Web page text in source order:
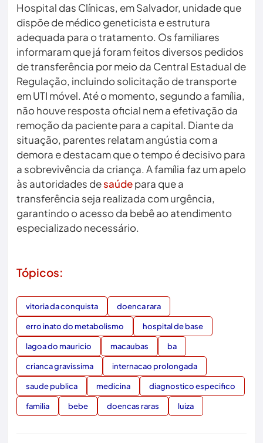
Hospital das Clínicas, em Salvador, unidade que
dispõe de médico geneticista e estrutura
adequada para o tratamento. Os familiares
informaram que já foram feitos diversos pedidos
de transferência por meio da Central Estadual de
Regulação, incluindo solicitação de transporte
em UTI móvel. Até o momento, segundo a família,
não houve resposta oficial nem a efetivação da
remoção da paciente para a capital. Diante da
situação, parentes relatam angústia com a
demora e destacam que o tempo é decisivo para
a sobrevivência da criança. A família faz um apelo
às autoridades desaúdepara que a
transferência seja realizada com urgência,
garantindo o acesso da bebê ao atendimento
especializado necessário.
Tópicos:
vitoria da conquista doenca rara
erro inato do metabolismo hospital de base
lagoa do mauricio macaubas ba
crianca gravissima internacao prolongada
saude publica medicina diagnostico especifico
familia bebe doencas raras luiza